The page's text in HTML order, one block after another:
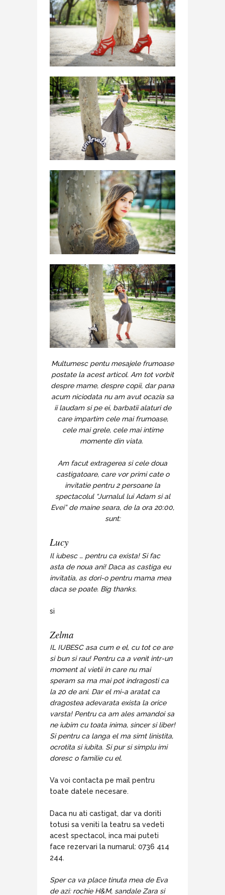
Multumesc pentu mesajele frumoase
postate la acest articol. Am tot vorbit
despre mame, despre copii, dar pana
acum niciodata nu am avut ocazia sa
ii laudam si pe ei, barbatii alaturi de
care impartim cele mai frumoase,
cele mai grele, cele mai intime
momente din viata.
Am facut extragerea si cele doua
castigatoare, care vor primi cate o
invitatie pentru 2 persoane la
spectacolul “Jurnalul lui Adam si al
Evei” de maine seara, de la ora 20:00,
sunt:
Lucy
Il iubesc … pentru ca exista! Si fac
asta de noua ani! Daca as castiga eu
invitatia, as dori-o pentru mama mea
daca se poate. Big thanks.
si
Zelma
IL IUBESC asa cum e el, cu tot ce are
si bun si rau! Pentru ca a venit intr-un
moment al vietii in care nu mai
speram sa ma mai pot indragosti ca
la 20 de ani. Dar el mi-a aratat ca
dragostea adevarata exista la orice
varsta! Pentru ca am ales amandoi sa
ne iubim cu toata inima, sincer si liber!
Si pentru ca langa el ma simt linistita,
ocrotita si iubita. Si pur si simplu imi
doresc o familie cu el.
Va voi contacta pe mail pentru
toate datele necesare.
Daca nu ati castigat, dar va doriti
totusi sa veniti la teatru sa vedeti
acest spectacol, inca mai puteti
face rezervari la numarul: 0736 414
244.
Sper ca va place tinuta mea de Eva
de azi: rochie H&M, sandale Zara si